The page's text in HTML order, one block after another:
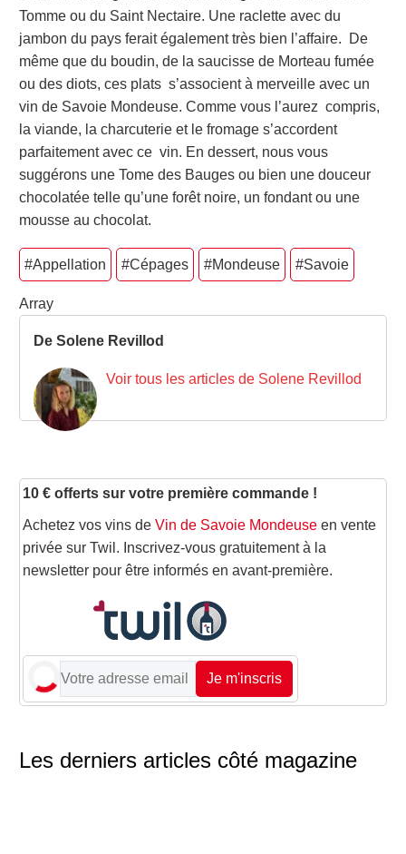
Tomme ou du Saint Nectaire. Une raclette avec du
jambon du pays ferait également très bien l’affaire. De
même que du boudin, de la saucisse de Morteau fumée
ou des diots, ces plats s’associent à merveille avec un
vin de Savoie Mondeuse. Comme vous l’aurez compris,
la viande, la charcuterie et le fromage s’accordent
parfaitement avec ce vin. En dessert, nous vous
suggérons une Tome des Bauges ou bien une douceur
chocolatée telle qu’une forêt noire, un fondant ou une
mousse au chocolat.
#Appellation #Cépages #Mondeuse #Savoie
Array
De Solene Revillod
Voir tous les articles de Solene Revillod
10 € offerts sur votre première commande !
Achetez vos vins de Vin de Savoie Mondeuse en vente
privée sur Twil. Inscrivez-vous gratuitement à la
newsletter pour être informés en avant-première.
Je m'inscris
Les derniers articles côté magazine